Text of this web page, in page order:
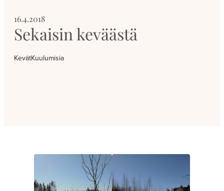
16.4.2018
Sekaisin keväästä
KevätKuulumisia